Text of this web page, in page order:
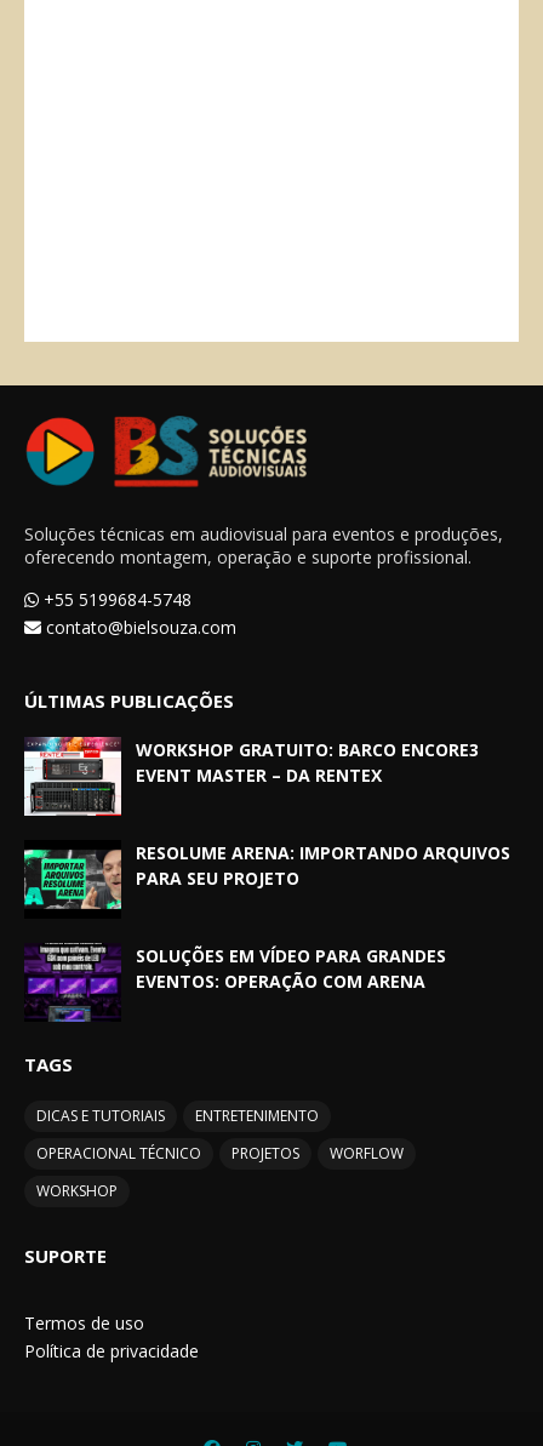
Soluções técnicas em audiovisual para eventos e produções,
oferecendo montagem, operação e suporte profissional.
+55 5199684-5748
contato@bielsouza.com
ÚLTIMAS PUBLICAÇÕES
WORKSHOP GRATUITO: BARCO ENCORE3
EVENT MASTER – DA RENTEX
RESOLUME ARENA: IMPORTANDO ARQUIVOS
PARA SEU PROJETO
SOLUÇÕES EM VÍDEO PARA GRANDES
EVENTOS: OPERAÇÃO COM ARENA
TAGS
DICAS E TUTORIAIS
ENTRETENIMENTO
OPERACIONAL TÉCNICO
PROJETOS
WORFLOW
WORKSHOP
SUPORTE
Termos de uso
Política de privacidade